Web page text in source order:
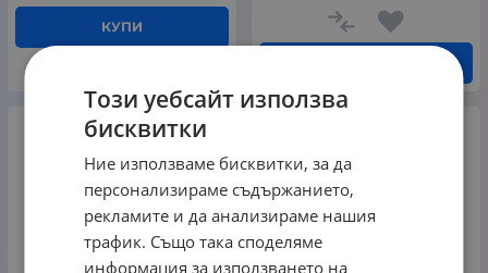
КУПИ
Този уебсайт използва
бисквитки
Ние използваме бисквитки, за да
персонализираме съдържанието,
рекламите и да анализираме нашия
трафик. Също така споделяме
информация за използването на